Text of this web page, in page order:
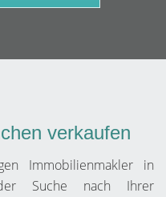
verkaufen
Immobilienmakler in
Suche nach Ihrer